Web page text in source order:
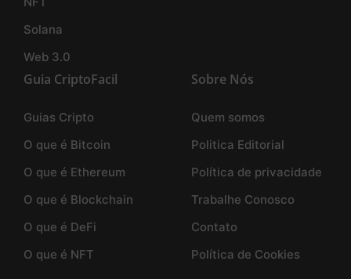
Solana
Web 3.0
Guia CriptoFacil
Guias Cripto
O que é Bitcoin
O que é Ethereum
O que é Blockchain
O que é DeFi
O que é NFT
Sobre Nós
Quem somos
Politica Editorial
Política de privacidade
Trabalhe Conosco
Contato
Política de Cookies